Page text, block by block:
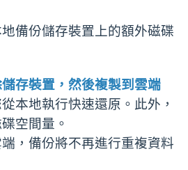
備份儲存裝置上的額外磁碟
存裝置，然後複製到雲端
本地執行快速還原。此外，
空間量。
，備份將不再進行重複資料